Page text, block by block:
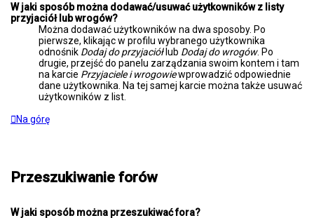
W jaki sposób można dodawać/usuwać użytkowników z listy
przyjaciół lub wrogów?
Można dodawać użytkowników na dwa sposoby. Po
pierwsze, klikając w profilu wybranego użytkownika
odnośnik Dodaj do przyjaciółlub Dodaj do wrogów. Po
drugie, przejść do panelu zarządzania swoim kontem i tam
na karcie Przyjaciele i wrogowiewprowadzić odpowiednie
dane użytkownika. Na tej samej karcie można także usuwać
użytkowników z list.
Na górę
Przeszukiwanie forów
W jaki sposób można przeszukiwać fora?